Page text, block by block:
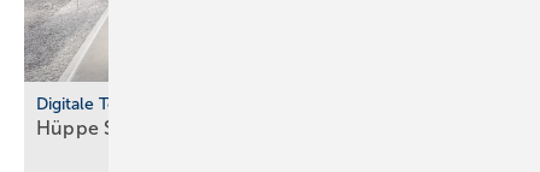
Digitale Tools
Hüppe Sphere: Dusch­platz on­line